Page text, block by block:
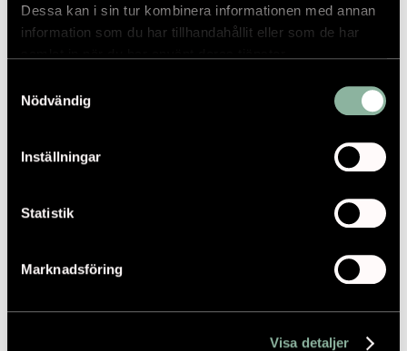
Dessa kan i sin tur kombinera informationen med annan
information som du har tillhandahållit eller som de har
Nödvändig
Inställningar
Statistik
Marknadsföring
Visa detaljer
RELATERAT
RELATERAT INNEHÅLL